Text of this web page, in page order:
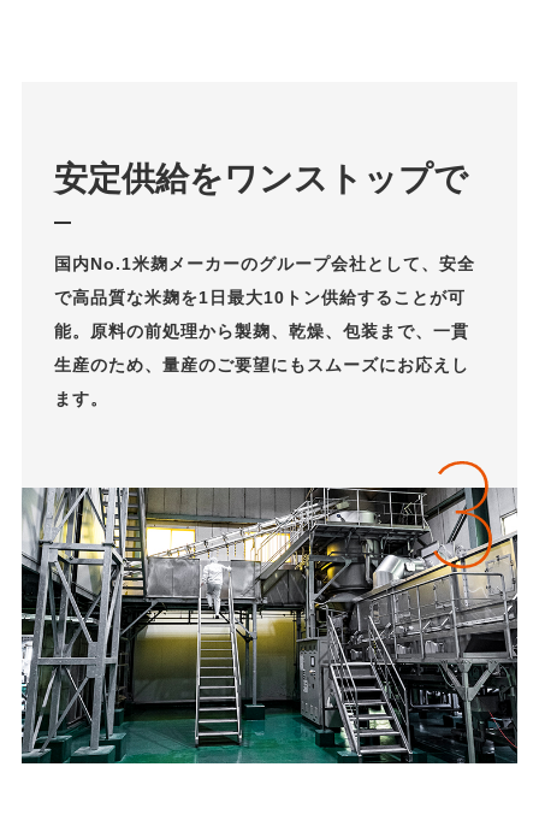
安定供給をワンストップで
国内No.1米麹メーカーのグループ会社として、安全
で高品質な米麹を1日最大10トン供給することが可
能。原料の前処理から製麹、乾燥、包装まで、一貫
生産のため、量産のご要望にもスムーズにお応えし
ます。